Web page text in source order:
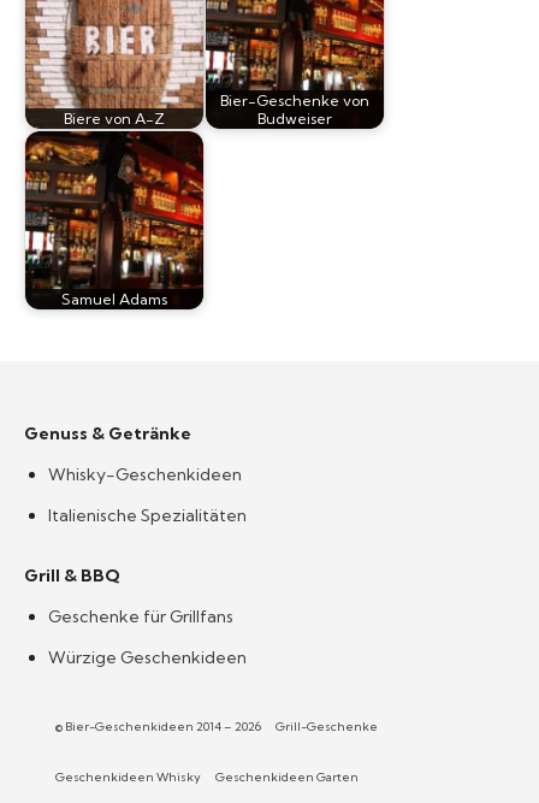
Biere von A-Z
Bier-Geschenke von
Budweiser
Samuel Adams
Genuss & Getränke
Whisky-Geschenkideen
Italienische Spezialitäten
Grill & BBQ
Geschenke für Grillfans
Würzige Geschenkideen
© Bier-Geschenkideen 2014 – 2026 Grill-Geschenke
Geschenkideen Whisky Geschenkideen Garten